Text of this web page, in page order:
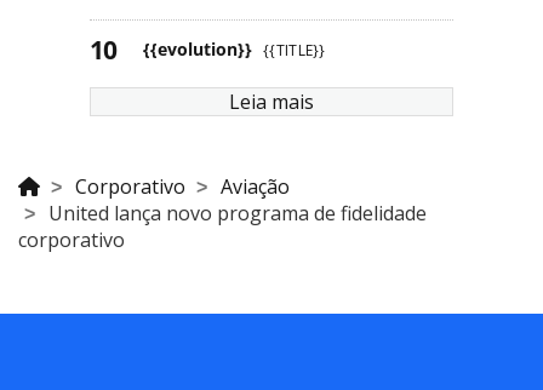
{{evolution}} {{TITLE}}
Leia mais
Corporativo
Aviação
United lança novo programa de fidelidade
corporativo